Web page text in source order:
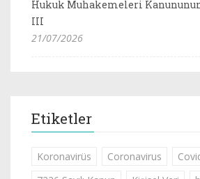
Hukuk Muhakemeleri
III
21/07/2026
Etiketler
Koronavirüs Coronavirus